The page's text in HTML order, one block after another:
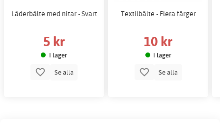
Läderbälte med nitar - Svart
5 kr
I lager
Se alla
Textilbälte - Flera färger
10 kr
I lager
Se alla